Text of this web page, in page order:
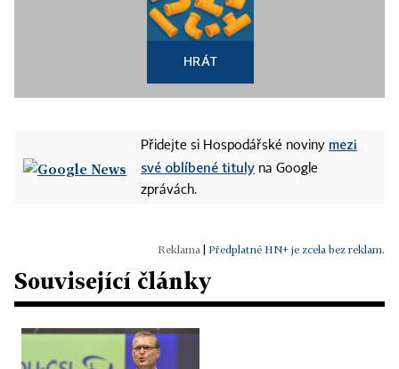
HRÁT
Přidejte si Hospodářské noviny mezi
své oblíbené tituly na Google
zprávách.
Předplatné HN+ je zcela bez reklam.
Související články